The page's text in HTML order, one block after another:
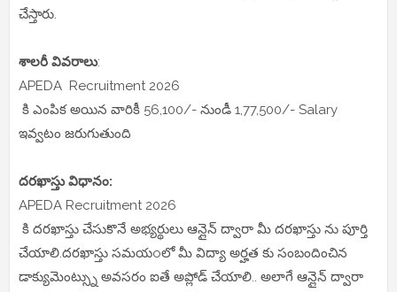
చేస్తారు.
శాలరీ వివరాలు:
APEDA Recruitment 2026
కి ఎంపిక అయిన వారికీ 56,100/- నుండీ 1,77,500/- Salary
ఇవ్వటం జరుగుతుంది
దరఖాస్తు విధానం:
APEDA Recruitment 2026
కి దరఖాస్తు చేసుకొనే అభ్యర్థులు ఆన్లైన్ ద్వారా మీ దరఖాస్తు ను పూర్తి
చేయాలి.దరఖాస్తు సమయoలో మీ విద్యా అర్హత కు సంబందించిన
డాక్యుమెంట్స్ను అవసరం ఐతే అప్లోడ్ చేయాలి.. అలాగే ఆన్లైన్ ద్వారా